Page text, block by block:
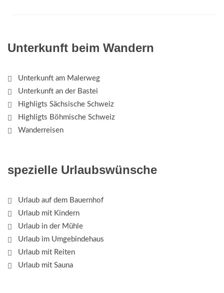
Unterkunft beim Wandern
Unterkunft am Malerweg
Unterkunft an der Bastei
Highligts Sächsische Schweiz
Highligts Böhmische Schweiz
Wanderreisen
spezielle Urlaubswünsche
Urlaub auf dem Bauernhof
Urlaub mit Kindern
Urlaub in der Mühle
Urlaub im Umgebindehaus
Urlaub mit Reiten
Urlaub mit Sauna